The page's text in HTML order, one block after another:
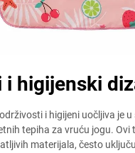
i higiјenski
i higijeni uočljiva je
tepiha za vruću jogu. Ovi
materijala, često